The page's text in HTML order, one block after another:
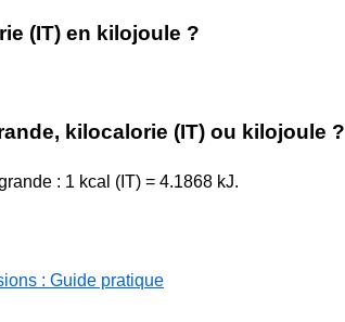
(IT) en kilojoule ?
kilocalorie (IT) ou kilojoule ?
: 1 kcal (IT) = 4.1868 kJ.
: Guide pratique